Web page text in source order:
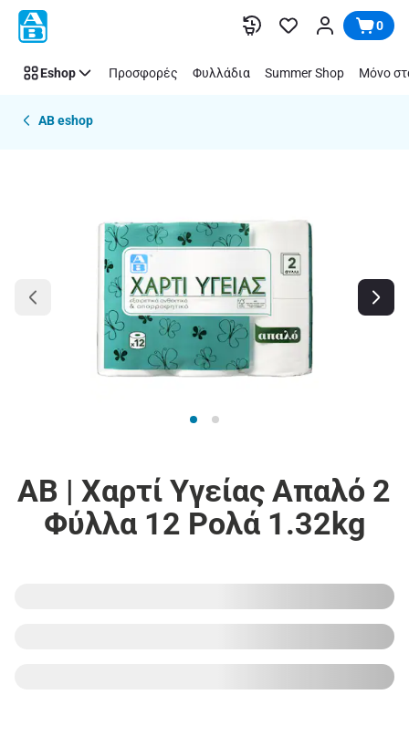
Παράλειψη 0
Eshop Προσφορές Φυλλάδια Summer Shop Μόνο
AB eshop
ΑΒ | Χαρτί Υγείας Απαλό 2
Φύλλα 12 Ρολά 1.32kg